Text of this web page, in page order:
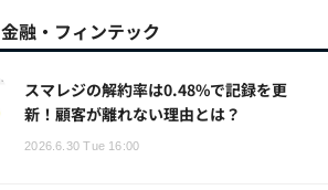
金融・フィンテック
スマレジの解約率は0.48%で記録を更
新！顧客が離れない理由とは？
2026.6.30 Tue 16:00